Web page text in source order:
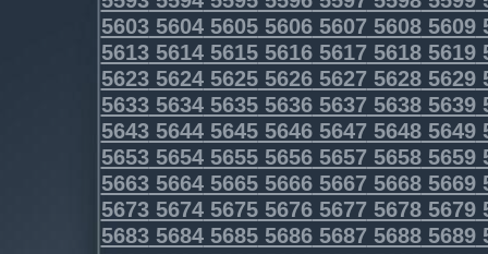
5603560456055606560756085609
5613561456155616561756185619
5623562456255626562756285629
5633563456355636563756385639
5643564456455646564756485649
5653565456555656565756585659
5663566456655666566756685669
5673567456755676567756785679
5683568456855686568756885689